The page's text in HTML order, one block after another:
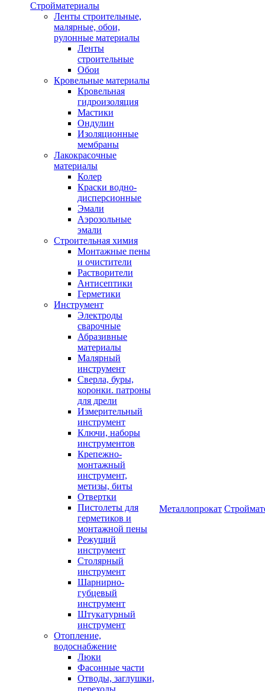
Стройматериалы
Ленты строительные,
малярные, обои,
рулонные материалы
Ленты
строительные
Обои
Кровельные материалы
Кровельная
гидроизоляция
Мастики
Ондулин
Изоляционные
мембраны
Лакокрасочные
материалы
Колер
Краски водно-
дисперсионные
Эмали
Аэрозольные
эмали
Строительная химия
Монтажные пены
и очистители
Растворители
Антисептики
Герметики
Инструмент
Электроды
сварочные
Абразивные
материалы
Малярный
инструмент
Сверла, буры,
коронки. патроны
для дрели
Измерительный
инструмент
Ключи, наборы
инструментов
Крепежно-
монтажный
инструмент,
метизы, биты
Отвертки
Пистолеты для
герметиков и
монтажной пены
Режущий
инструмент
Столярный
инструмент
Шарнирно-
губцевый
инструмент
Штукатурный
инструмент
Отопление,
водоснабжение
Люки
Фасонные части
Отводы, заглушки,
переходы
Металлопрокат